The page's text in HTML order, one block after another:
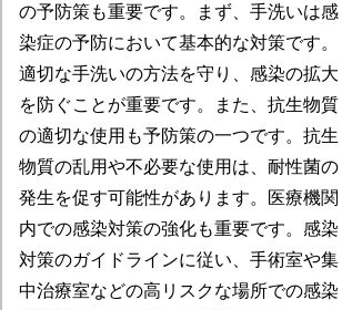
の予防策も重要です。まず、手洗いは感
染症の予防において基本的な対策です。
適切な手洗いの方法を守り、感染の拡大
を防ぐことが重要です。また、抗生物質
の適切な使用も予防策の一つです。抗生
物質の乱用や不必要な使用は、耐性菌の
発生を促す可能性があります。医療機関
内での感染対策の強化も重要です。感染
対策のガイドラインに従い、手術室や集
中治療室などの高リスクな場所での感染